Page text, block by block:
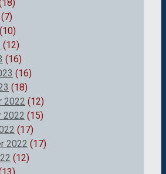
(7)
(10)
(12)
(16)
(16)
(18)
2022 (12)
2022 (15)
(17)
2022 (17)
(12)